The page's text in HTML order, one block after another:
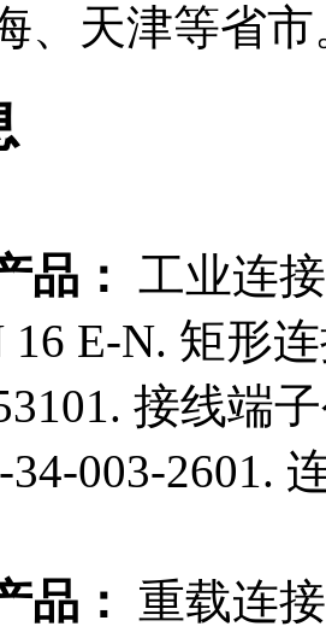
、天津等省市
品： 工业连
16 E-N. 矩形
接线端
003-2601.
品：
重载连